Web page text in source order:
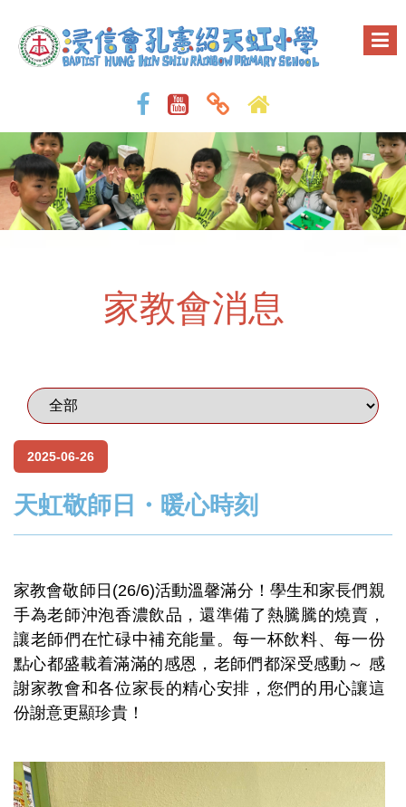
家教會消息
2025-06-26
天虹敬師日・暖心時刻
家教會敬師日(26/6)活動溫馨滿分！學生和家長們親
手為老師沖泡香濃飲品，還準備了熱騰騰的燒賣，
讓老師們在忙碌中補充能量。每一杯飲料、每一份
點心都盛載着滿滿的感恩，老師們都深受感動～ 感
謝家教會和各位家長的精心安排，您們的用心讓這
份謝意更顯珍貴！